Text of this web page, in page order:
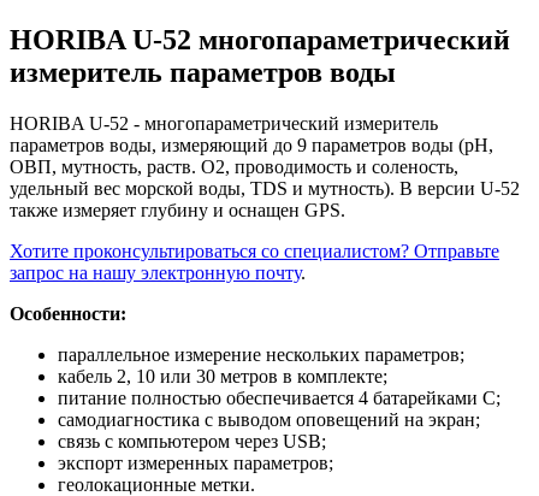
HORIBA U-52 многопараметрический
измеритель параметров воды
HORIBA U-52 - многопараметрический измеритель
параметров воды, измеряющий до 9 параметров воды (pH,
ОВП, мутность, раств. O2, проводимость и соленость,
удельный вес морской воды, TDS и мутность). В версии U-52
также измеряет глубину и оснащен GPS.
Хотите проконсультироваться со специалистом? Отправьте
запрос на нашу электронную почту.
Особенности:
параллельное измерение нескольких параметров;
кабель 2, 10 или 30 метров в комплекте;
питание полностью обеспечивается 4 батарейками C;
самодиагностика с выводом оповещений на экран;
связь с компьютером через USB;
экспорт измеренных параметров;
геолокационные метки.